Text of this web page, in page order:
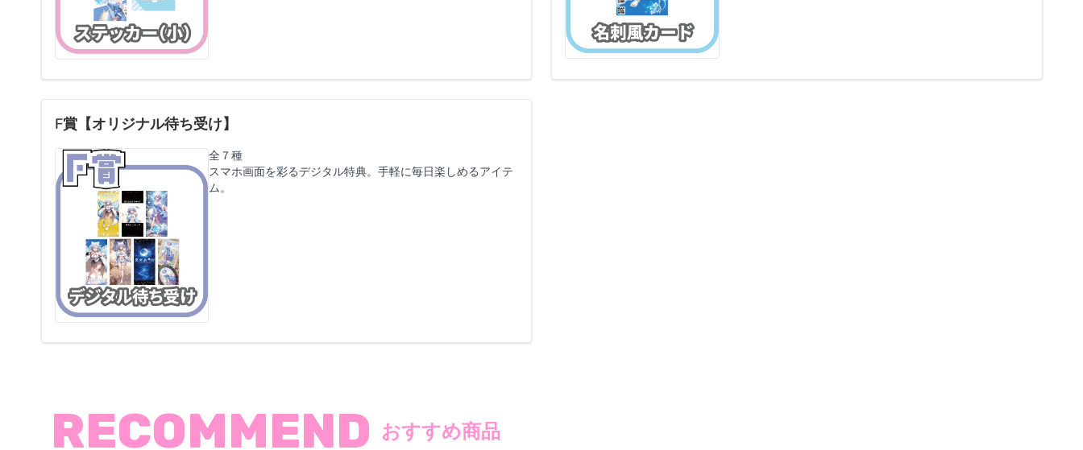
F賞【オリジナル待ち受け】
全７種
スマホ画面を彩るデジタル特典。手軽に毎日楽しめるアイテ
ム。
RECOMMEND おすすめ商品